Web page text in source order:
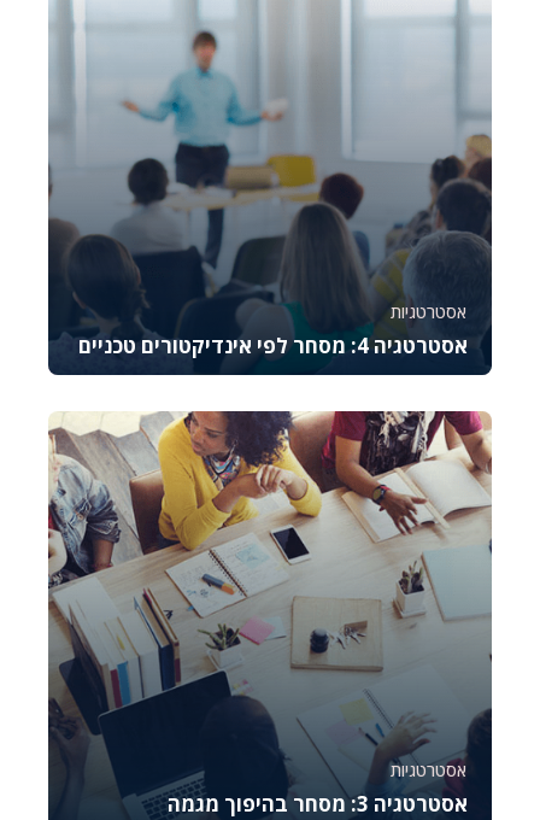
אסטרטגיות
אסטרטגיה 4: מסחר לפי אינדיקטורים טכניים
מסביר כיצד לתמחר אותן, לנהל סיכונים ולבצע נית...
9
993
אסטרטגיות
אסטרטגיה 3: מסחר בהיפוך מגמה